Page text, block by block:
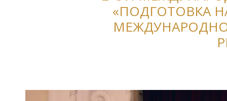
«ПОДГОТОВКА